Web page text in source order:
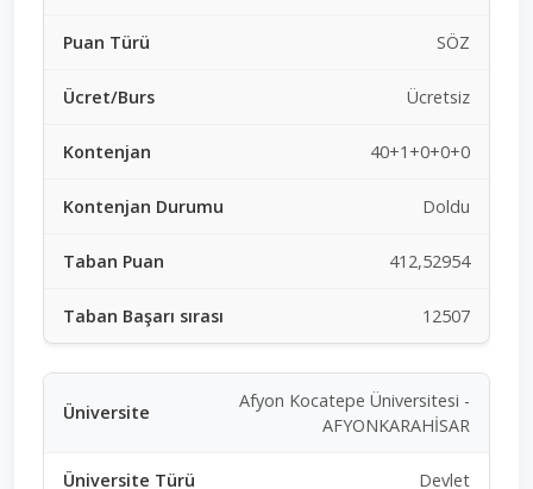
SÖZ
Ücretsiz
40+1+0+0+0
Doldu
412,52954
12507
Afyon Kocatepe Üniversitesi -
AFYONKARAHİSAR
Devlet